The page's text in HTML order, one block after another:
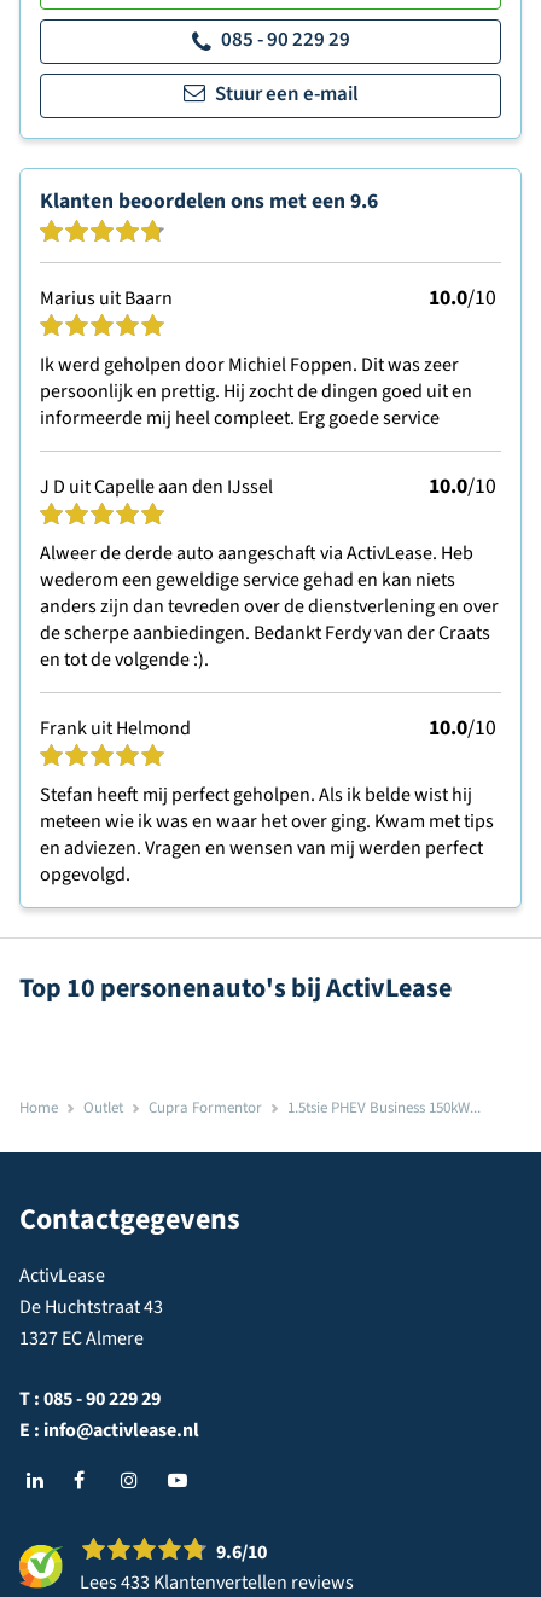
085 - 90 229 29
Stuur een e-mail
Klanten beoordelen ons met een 9.6
Marius uit Baarn 10.0/10
Ik werd geholpen door Michiel Foppen. Dit was zeer
persoonlijk en prettig. Hij zocht de dingen goed uit en
informeerde mij heel compleet. Erg goede service
J D uit Capelle aan den IJssel 10.0/10
Alweer de derde auto aangeschaft via ActivLease. Heb
wederom een geweldige service gehad en kan niets
anders zijn dan tevreden over de dienstverlening en over
de scherpe aanbiedingen. Bedankt Ferdy van der Craats
en tot de volgende :).
Frank uit Helmond 10.0/10
Stefan heeft mij perfect geholpen. Als ik belde wist hij
meteen wie ik was en waar het over ging. Kwam met tips
en adviezen. Vragen en wensen van mij werden perfect
opgevolgd.
Top 10 personenauto's bij ActivLease
Home Outlet Cupra Formentor 1.5tsie PHEV Business 150kW...
Contactgegevens
ActivLease
De Huchtstraat 43
1327 EC Almere
T :085 - 90 229 29
E : info@activlease.nl
9.6/10
Lees 433 Klantenvertellen reviews